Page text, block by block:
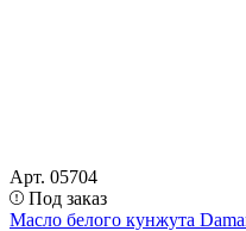
Арт. 05704
Под заказ
Масло белого кунжута